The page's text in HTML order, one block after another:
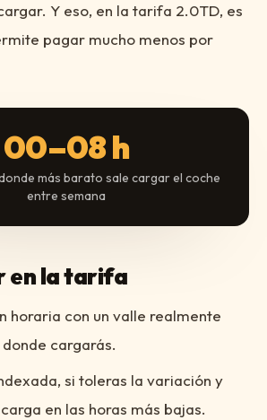
Y eso, en la tarifa 2.0TD, es
pagar mucho menos por
00–08 h
más barato sale cargar el coche
entre semana
en la tarifa
horaria con un valle realmente
cargarás.
si toleras la variación y
en las horas más bajas.